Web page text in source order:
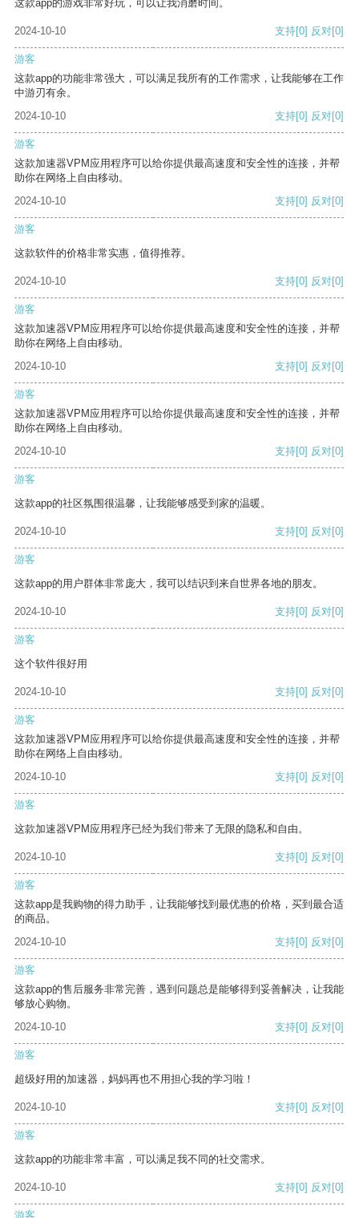
这款app的游戏非常好玩，可以让我消磨时间。
2024-10-10 支持[0] 反对[0]
游客
这款app的功能非常强大，可以满足我所有的工作需求，让我能够在工作
中游刃有余。
2024-10-10
支持[0] 反对[0]
游客
这款加速器VPM应用程序可以给你提供最高速度和安全性的连接，并帮
助你在网络上自由移动。
2024-10-10
支持[0] 反对[0]
游客
这款软件的价格非常实惠，值得推荐。
2024-10-10 支持[0] 反对[0]
游客
这款加速器VPM应用程序可以给你提供最高速度和安全性的连接，并帮
助你在网络上自由移动。
2024-10-10
支持[0] 反对[0]
游客
这款加速器VPM应用程序可以给你提供最高速度和安全性的连接，并帮
助你在网络上自由移动。
2024-10-10
支持[0] 反对[0]
游客
这款app的社区氛围很温馨，让我能够感受到家的温暖。
2024-10-10 支持[0] 反对[0]
游客
这款app的用户群体非常庞大，我可以结识到来自世界各地的朋友。
2024-10-10 支持[0] 反对[0]
游客
这个软件很好用
2024-10-10 支持[0] 反对[0]
游客
这款加速器VPM应用程序可以给你提供最高速度和安全性的连接，并帮
助你在网络上自由移动。
2024-10-10
支持[0] 反对[0]
游客
这款加速器VPM应用程序已经为我们带来了无限的隐私和自由。
2024-10-10 支持[0] 反对[0]
游客
这款app是我购物的得力助手，让我能够找到最优惠的价格，买到最合适
的商品。
2024-10-10
支持[0] 反对[0]
游客
这款app的售后服务非常完善，遇到问题总是能够得到妥善解决，让我能
够放心购物。
2024-10-10
支持[0] 反对[0]
游客
超级好用的加速器，妈妈再也不用担心我的学习啦！
2024-10-10 支持[0] 反对[0]
游客
这款app的功能非常丰富，可以满足我不同的社交需求。
2024-10-10 支持[0] 反对[0]
游客